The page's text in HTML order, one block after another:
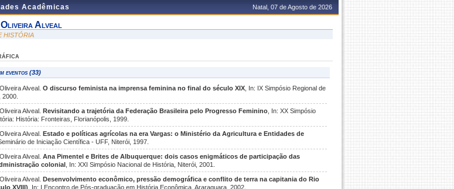
Acadêmicas Natal, 07 de Agosto de 2026
Alveal
HISTÓRIA
eventos (33)
Alveal. O discurso feminista na imprensa feminina no final do século XIX , In: IX Simpósio Regional de
Alveal. Revisitando a trajetória da Federação Brasileira pelo Progresso Feminino , In: XX Simpósio
História: Fronteiras, Florianópolis, 1999.
Alveal. Estado e políticas agrícolas na era Vargas: o Ministério da Agricultura e Entidades de
de Iniciação Científica - UFF, Niterói, 1997.
Alveal. Ana Pimentel e Brites de Albuquerque: dois casos enigmáticos de participação das
colonial , In: XXI Simpósio Nacional de História, Niterói, 2001.
Alveal. Desenvolvimento econômico, pressão demográfica e conflito de terra na capitania do Rio
XVIII)
, In: I Encontro de Pós-graduação em História Econômica, Araraquara, 2002.